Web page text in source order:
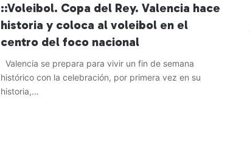
::Voleibol. Copa del Rey. Valencia hace
historia y coloca al voleibol en el
centro del foco nacional
Valencia se prepara para vivir un fin de semana
histórico con la celebración, por primera vez en su
historia,…